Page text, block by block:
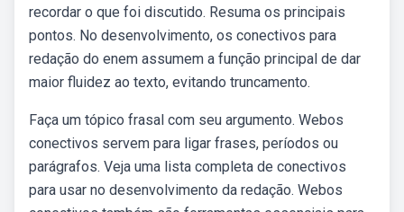
recordar o que foi discutido. Resuma os principais
pontos. No desenvolvimento, os conectivos para
redação do enem assumem a função principal de dar
maior fluidez ao texto, evitando truncamento.
Faça um tópico frasal com seu argumento. Webos
conectivos servem para ligar frases, períodos ou
parágrafos. Veja uma lista completa de conectivos
para usar no desenvolvimento da redação. Webos